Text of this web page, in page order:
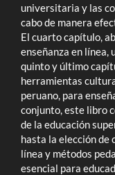
universitaria y las
cabo de manera
El cuarto capítulo,
enseñanza en línea,
quinto y último
herramientas
peruano, para
conjunto, este libro
de la educación
hasta la elección de
línea y métodos
esencial para